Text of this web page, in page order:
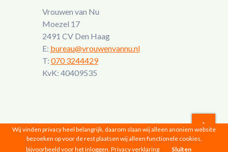
Vrouwen van Nu
Moezel 17
2491 CV Den Haag
E: bureau@vrouwenvannu.nl
T: 070 3244429
KvK: 40409535
Vrouwen van Nu © 2026 |Privacyverklaring
Wij vinden privacy heel belangrijk, daarom slaan wij alleen anoniem website
bezoeken op voor de rest plaatsen wij alleen functionele cookies,
bijvoorbeeld voor het inloggen. Privacy verklaring Sluiten